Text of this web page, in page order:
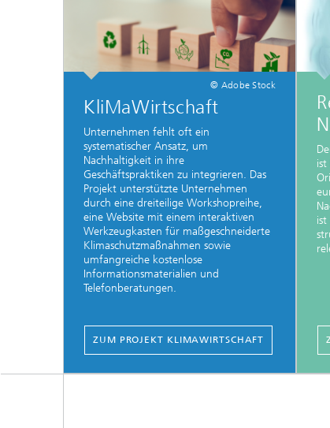
© Adobe Stock
KliMaWirtschaft
Unternehmen fehlt oft ein
systematischer Ansatz, um
Nachhaltigkeit in ihre
Geschäftspraktiken zu integrieren. Das
Projekt unterstützte Unternehmen
durch eine dreiteilige Workshopreihe,
eine Website mit einem interaktiven
Werkzeugkasten für maßgeschneiderte
Klimaschutzmaßnahmen sowie
umfangreiche kostenlose
Informationsmaterialien und
Telefonberatungen.
ZUM PROJEKT KLIMAWIRTSCHAFT
ist